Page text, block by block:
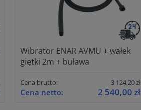
Wibrator ENAR AVMU + wałek
giętki 2m + buława
Cena brutto: 3 124,20 zł
Cena netto: 2 540,00 zł